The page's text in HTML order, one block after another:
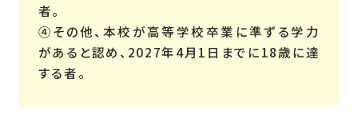
者。
④その他、本校が高等学校卒業に準ずる学力
があると認め、2027年4月1日までに18歳に達
する者。